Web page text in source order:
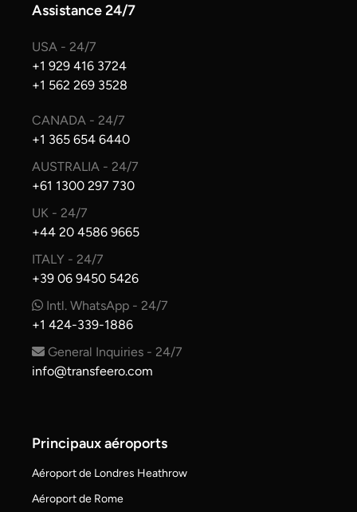
Assistance 24/7
USA - 24/7
+1 929 416 3724
+1 562 269 3528
CANADA - 24/7
+1 365 654 6440
AUSTRALIA - 24/7
+61 1300 297 730
UK - 24/7
+44 20 4586 9665
ITALY - 24/7
+39 06 9450 5426
Intl. WhatsApp - 24/7
+1 424-339-1886
General Inquiries - 24/7
info@transfeero.com
Principaux aéroports
Aéroport de Londres Heathrow
Aéroport de Rome